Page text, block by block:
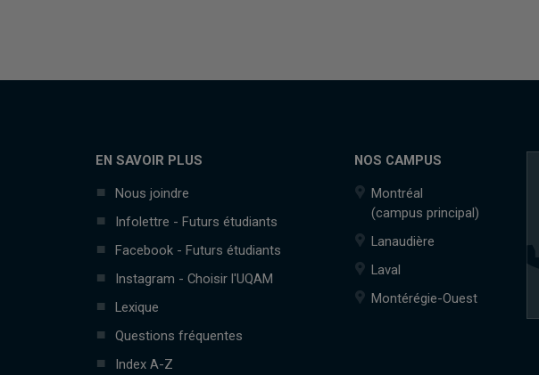
EN SAVOIR PLUS
Nous joindre
Infolettre - Futurs étudiants
Facebook - Futurs étudiants
Instagram - Choisir l'UQAM
Lexique
Questions fréquentes
Index A-Z
NOS CAMPUS
Montréal
(campus principal)
Lanaudière
Laval
Montérégie-Ouest